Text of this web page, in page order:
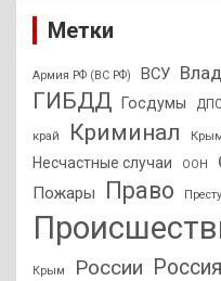
Метки
Армия РФ (ВС РФ) ВСУ
ГИБДД Госдумы
край Криминал
Несчастные случаи ООН
Пожары Право
Крым России Россия